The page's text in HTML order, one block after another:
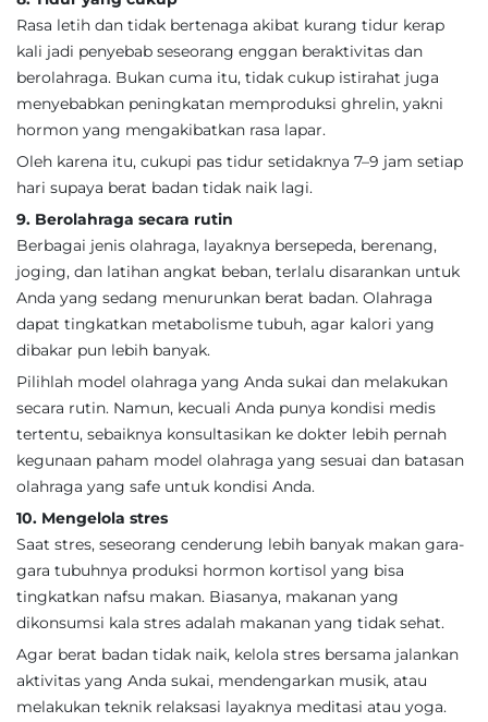
Rasa letih dan tidak bertenaga akibat kurang tidur kerap
kali jadi penyebab seseorang enggan beraktivitas dan
berolahraga. Bukan cuma itu, tidak cukup istirahat juga
menyebabkan peningkatan memproduksi ghrelin, yakni
hormon yang mengakibatkan rasa lapar.
Oleh karena itu, cukupi pas tidur setidaknya 7–9 jam setiap
hari supaya berat badan tidak naik lagi.
9. Berolahraga secara rutin
Berbagai jenis olahraga, layaknya bersepeda, berenang,
joging, dan latihan angkat beban, terlalu disarankan untuk
Anda yang sedang menurunkan berat badan. Olahraga
dapat tingkatkan metabolisme tubuh, agar kalori yang
dibakar pun lebih banyak.
Pilihlah model olahraga yang Anda sukai dan melakukan
secara rutin. Namun, kecuali Anda punya kondisi medis
tertentu, sebaiknya konsultasikan ke dokter lebih pernah
kegunaan paham model olahraga yang sesuai dan batasan
olahraga yang safe untuk kondisi Anda.
10. Mengelola stres
Saat stres, seseorang cenderung lebih banyak makan gara-
gara tubuhnya produksi hormon kortisol yang bisa
tingkatkan nafsu makan. Biasanya, makanan yang
dikonsumsi kala stres adalah makanan yang tidak sehat.
Agar berat badan tidak naik, kelola stres bersama jalankan
aktivitas yang Anda sukai, mendengarkan musik, atau
melakukan teknik relaksasi layaknya meditasi atau yoga.